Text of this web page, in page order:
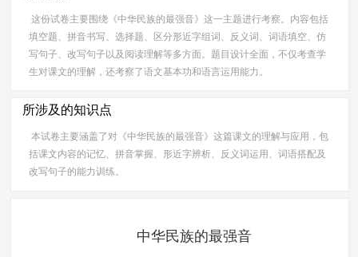
这份试卷主要围绕《中华民族的最强音》这一主题进行考察。内容包括
填空题、拼音书写、选择题、区分形近字组词、反义词、词语填空、仿
写句子、改写句子以及阅读理解等多方面。题目设计全面，不仅考查学
生对课文的理解，还考察了语文基本功和语言运用能力。
所涉及的知识点
本试卷主要涵盖了对《中华民族的最强音》这篇课文的理解与应用，包
括课文内容的记忆、拼音掌握、形近字辨析、反义词运用、词语搭配及
改写句子的能力训练。
中华民族的最强音